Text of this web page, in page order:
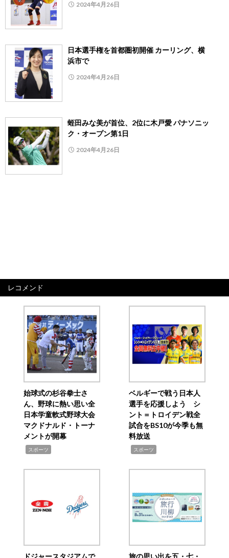
2024年4月26日
日本選手権を首都圏初開催 カーリング、横
浜市で
2024年4月26日
蛭田みな美が首位、2位に木戸愛 パナソニッ
ク・オープン第1日
2024年4月26日
レコメンド
始球式の杉谷拳士さ
ん、野球に熱い思い全
日本学童軟式野球大会
マクドナルド・トーナ
メントが開幕
スポーツ
ベルギーで戦う日本人
選手を応援しよう シ
ント＝トロイデン戦全
試合をBS10が今季も無
料放送
スポーツ